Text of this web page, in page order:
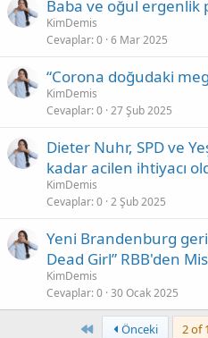
Baba ve oğul ergenlik
KimDemis
Cevaplar 0 6 Mar 2025
“Corona doğudaki
KimDemis
Cevaplar 0 27 Şub 2025
Dieter Nuhr, SPD ve
kadar acilen ihtiyacı
KimDemis
Cevaplar 0 2 Şub 2025
Yeni Brandenburg
Dead Girl” RBB'den
KimDemis
Cevaplar 0 30 Ocak 2025
First Önceki 2 of